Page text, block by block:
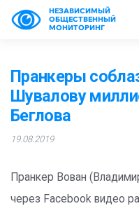
НЕЗАВИСИМЫЙ
ОБЩЕСТВЕННЫЙ
МОНИТОРИНГ
Пранкеры
Шувалову
Беглова
19.08.2019
Пранкер Вован
через Facebook видео